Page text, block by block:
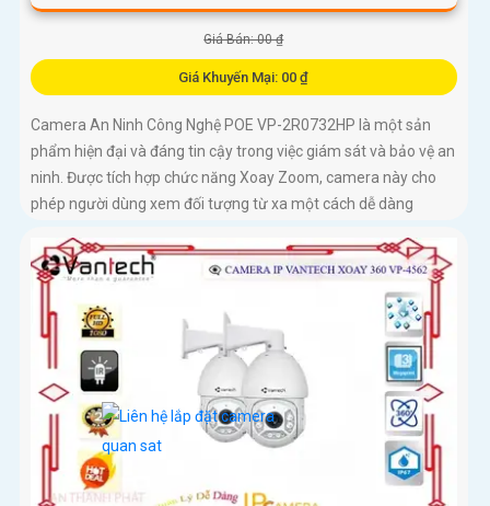
Giá Bán: 00 ₫
Giá Khuyến Mại: 00 ₫
Camera An Ninh Công Nghệ POE VP-2R0732HP là một sản
phẩm hiện đại và đáng tin cậy trong việc giám sát và bảo vệ an
ninh. Được tích hợp chức năng Xoay Zoom, camera này cho
phép người dùng xem đối tượng từ xa một cách dễ dàng